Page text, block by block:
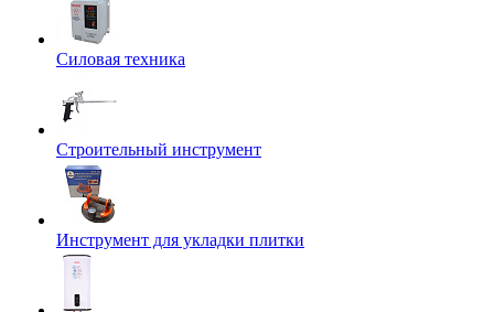
Силовая техника
Строительный инструмент
Инструмент для укладки плитки